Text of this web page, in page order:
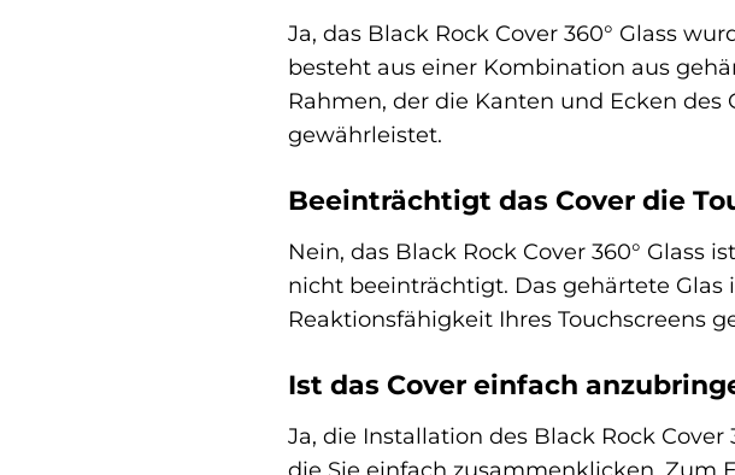
Ja, das Black Rock Cover 360° Glass
besteht aus einer Kombination aus
Rahmen, der die Kanten und Ecken des
gewährleistet.
Beeinträchtigt das Cover die
Nein, das Black Rock Cover 360° Glass
nicht beeinträchtigt. Das gehärtete Glas
Reaktionsfähigkeit Ihres Touchscreens
Ist das Cover einfach
Ja, die Installation des Black Rock
die Sie einfach zusammenklicken. Zum